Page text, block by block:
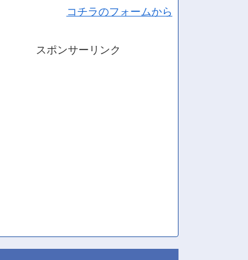
コチラのフォームから
スポンサーリンク